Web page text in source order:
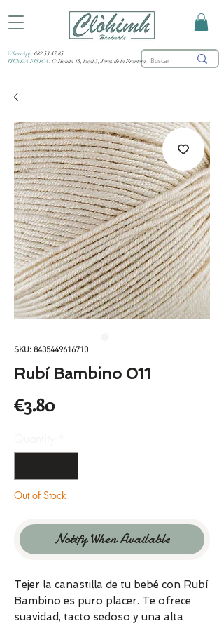
WhatsApp: 682 53 47 85
TIENDA FÍSICA: C/ Honda 15, local 3, Jerez de la Frontera
SKU: 8435449616710
Rubí Bambino 011
€3.80Price
Out of Stock
Notify When Available
Tejer la canastilla de tu bebé con Rubí
Bambino es puro placer. Te ofrece
suavidad, tacto sedoso y una alta